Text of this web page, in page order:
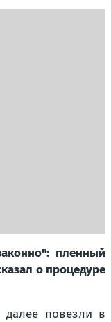
пленный
о процедуре
далее повезли в